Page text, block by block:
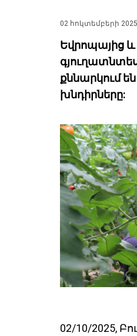
02 հոկտեմբերի 2025
Եվրոպայից
քննարկում
խնդիրները:
02/10/2025,